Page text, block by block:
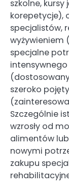
szkolne,
korepetycje),
specjalistów,
wyżywieniem
specjalne
szeroko
Szczególnie
wzrosły od
alimentów
nowymi
zakupu